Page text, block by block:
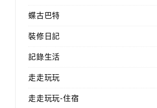
蝶古巴特
裝修日記
記錄生活
走走玩玩
走走玩玩-住宿